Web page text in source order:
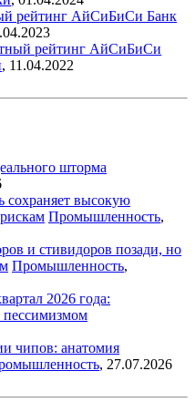
рейтинг АйСиБиСи Банк
рейтинг АйСиБиСи
, 11.04.2022
шторма
сохраняет высокую
Промышленность,
и стивидоров позади, но
Промышленность,
2026 года:
чипов: анатомия
, 27.07.2026